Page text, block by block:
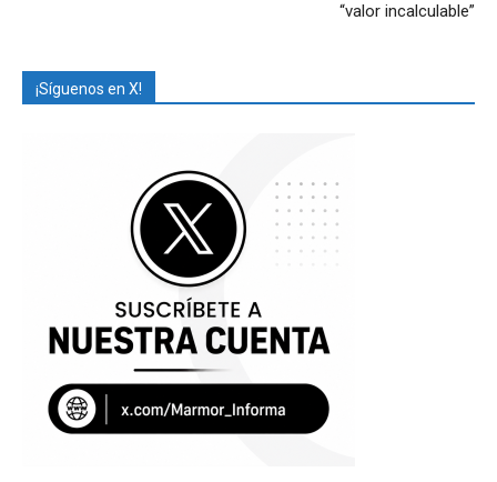
“valor incalculable”
¡Síguenos en X!